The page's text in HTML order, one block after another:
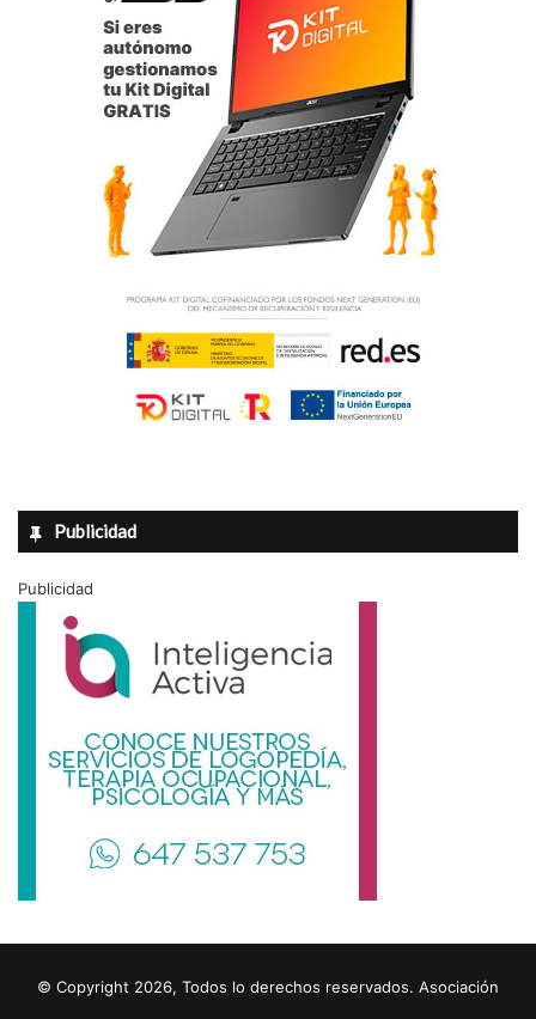
Publicidad
Publicidad
© Copyright 2026, Todos lo derechos reservados. Asociación